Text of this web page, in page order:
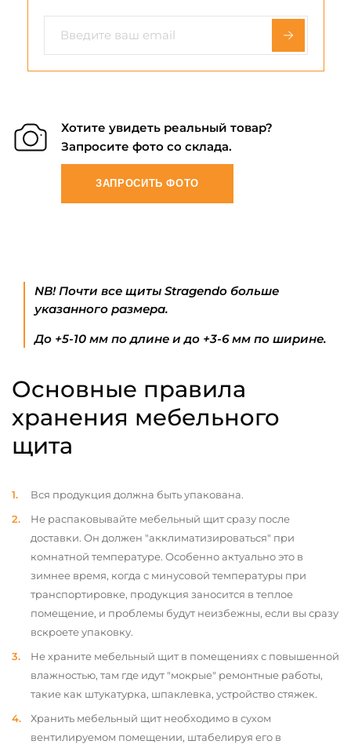
Хотите увидеть реальный товар?
Запросите фото со склада.
ЗАПРОСИТЬ ФОТО
NB! Почти все щиты Stragendo больше
указанного размера.
До +5-10 мм по длине и до +3-6 мм по ширине.
Основные правила
хранения мебельного
щита
Вся продукция должна быть упакована.
Не распаковывайте мебельный щит сразу после
доставки. Он должен "акклиматизироваться" при
комнатной температуре. Особенно актуально это в
зимнее время, когда с минусовой температуры при
транспортировке, продукция заносится в теплое
помещение, и проблемы будут неизбежны, если вы сразу
вскроете упаковку.
Не храните мебельный щит в помещениях с повышенной
влажностью, там где идут "мокрые" ремонтные работы,
такие как штукатурка, шпаклевка, устройство стяжек.
Хранить мебельный щит необходимо в сухом
вентилируемом помещении, штабелируя его в